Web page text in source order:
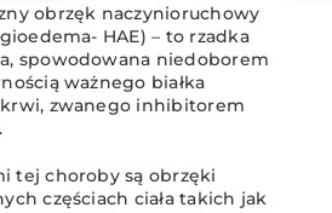
obrzęk naczynioruchowy
HAE) – to rzadka
spowodowana niedoborem
ważnego białka
zwanego inhibitorem
tej choroby są obrzęki
częściach ciała takich jak